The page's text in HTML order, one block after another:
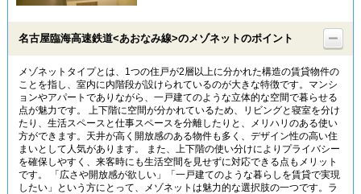
不動産会社から
TOP
名古屋臨海高速鉄道<あおなみ線>のメゾネットのポイント
メゾネットタイプとは、1つの住戸が2層以上に分かれた構造の賃貸物件の
ことを指し、室内に内階段が設けられているのが大きな特徴です。マンシ
ョンやアパートでありながら、一戸建てのような立体的な空間で暮らせる
点が魅力です。 上下階に空間が分かれているため、リビングと寝室を分け
たり、生活スペースと仕事スペースを分離したりと、メリハリのある使い
方ができます。天井が高く開放感のある物件も多く、デザイン性の高い住
まいとして人気があります。 また、上下階の使い分けによりプライバシー
を確保しやすく、来客時にも生活空間を見せずに対応できる点もメリット
です。 「広さや開放感が欲しい」「一戸建てのような暮らしを賃貸で実現
したい」という方にとって、メゾネットは魅力的な選択肢の一つです。ラ